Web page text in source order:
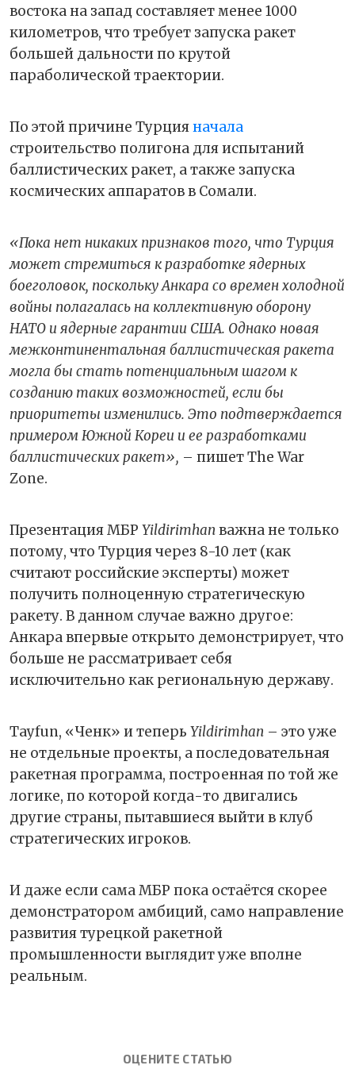
востока на запад составляет менее 1000
километров, что требует запуска ракет
большей дальности по крутой
параболической траектории.
По этой причине Турцияначала
строительство полигона для испытаний
баллистических ракет, а также запуска
космических аппаратов в Сомали.
«Пока нет никаких признаков того, что Турция
может стремиться к разработке ядерных
боеголовок, поскольку Анкара со времен холодной
войны полагалась на коллективную оборону
НАТО и ядерные гарантии США. Однако новая
межконтинентальная баллистическая ракета
могла бы стать потенциальным шагом к
созданию таких возможностей, если бы
приоритеты изменились. Это подтверждается
примером Южной Кореи и ее разработками
баллистических ракет», – пишет The War
Zone.
Презентация МБР Yildirimhanважна не только
потому, что Турция через 8-10 лет (как
считают российские эксперты) может
получить полноценную стратегическую
ракету. В данном случае важно другое:
Анкара впервые открыто демонстрирует, что
больше не рассматривает себя
исключительно как региональную державу.
Tayfun, «Ченк» и теперь Yildirimhan – это уже
не отдельные проекты, а последовательная
ракетная программа, построенная по той же
логике, по которой когда-то двигались
другие страны, пытавшиеся выйти в клуб
стратегических игроков.
И даже если сама МБР пока остаётся скорее
демонстратором амбиций, само направление
развития турецкой ракетной
промышленности выглядит уже вполне
реальным.
ОЦЕНИТЕ СТАТЬЮ